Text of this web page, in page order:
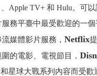
Apple TV+ 和 Hulu。可
務平臺中最受歡迎的一
媒體影片服務，Netflix
的電影、電視節目，
星球大戰系列內容而受歡